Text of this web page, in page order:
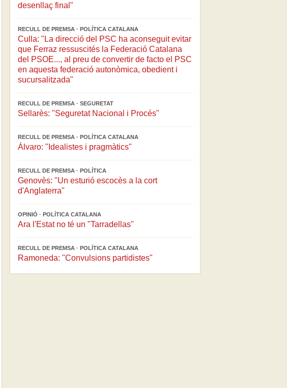
desenllaç final"
RECULL DE PREMSA · POLÍTICA CATALANA
Culla: "La direcció del PSC ha aconseguit evitar
que Ferraz ressuscités la Federació Catalana
del PSOE..., al preu de convertir de facto el PSC
en aquesta federació autonòmica, obedient i
sucursalitzada"
RECULL DE PREMSA · SEGURETAT
Sellarès: "Seguretat Nacional i Procés"
RECULL DE PREMSA · POLÍTICA CATALANA
Álvaro: "Idealistes i pragmàtics"
RECULL DE PREMSA · POLÍTICA
Genovès: "Un esturió escocès a la cort
d'Anglaterra"
OPINIÓ · POLÍTICA CATALANA
Ara l'Estat no té un "Tarradellas"
RECULL DE PREMSA · POLÍTICA CATALANA
Ramoneda: "Convulsions partidistes"